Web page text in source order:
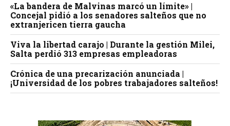
«La bandera de Malvinas marcó un límite» |
Concejal pidió a los senadores salteños que no
extranjericen tierra gaucha
Viva la libertad carajo | Durante la gestión Milei,
Salta perdió 313 empresas empleadoras
Crónica de una precarización anunciada |
¡Universidad de los pobres trabajadores salteños!